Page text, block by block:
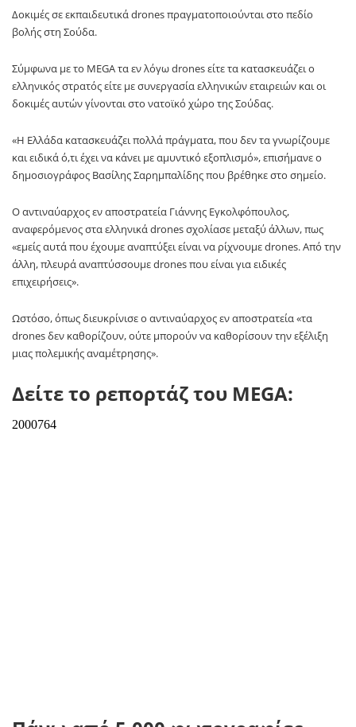
Δοκιμές σε εκπαιδευτικά drones πραγματοποιούνται στο πεδίο
βολής στη Σούδα.
Σύμφωνα με το MEGA τα εν λόγω drones είτε τα κατασκευάζει ο
ελληνικός στρατός είτε με συνεργασία ελληνικών εταιρειών και οι
δοκιμές αυτών γίνονται στο νατοϊκό χώρο της Σούδας.
«Η Ελλάδα κατασκευάζει πολλά πράγματα, που δεν τα γνωρίζουμε
και ειδικά ό,τι έχει να κάνει με αμυντικό εξοπλισμό», επισήμανε ο
δημοσιογράφος Βασίλης Σαρημπαλίδης που βρέθηκε στο σημείο.
Ο αντιναύαρχος εν αποστρατεία Γιάννης Εγκολφόπουλος,
αναφερόμενος στα ελληνικά drones σχολίασε μεταξύ άλλων, πως
«εμείς αυτά που έχουμε αναπτύξει είναι να ρίχνουμε drones. Από την
άλλη, πλευρά αναπτύσσουμε drones που είναι για ειδικές
επιχειρήσεις».
Ωστόσο, όπως διευκρίνισε ο αντιναύαρχος εν αποστρατεία «τα
drones δεν καθορίζουν, ούτε μπορούν να καθορίσουν την εξέλιξη
μιας πολεμικής αναμέτρησης».
Δείτε το ρεπορτάζ του MEGA: